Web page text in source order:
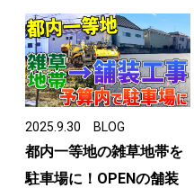
2025.9.30 BLOG
都内一等地の雑草地帯を
駐車場に！OPENの舗装